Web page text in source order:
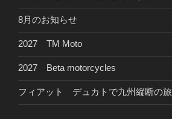
8月のお知らせ
2027 TM Moto
2027 Beta motorcycles
フィアット デュカトで九州縦断の旅